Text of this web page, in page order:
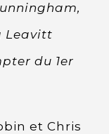
Leavitt
du 1er
et Chris